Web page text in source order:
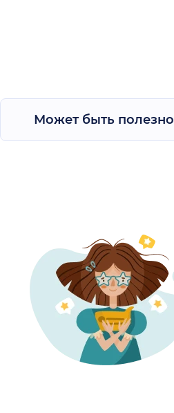
Может быть полезно